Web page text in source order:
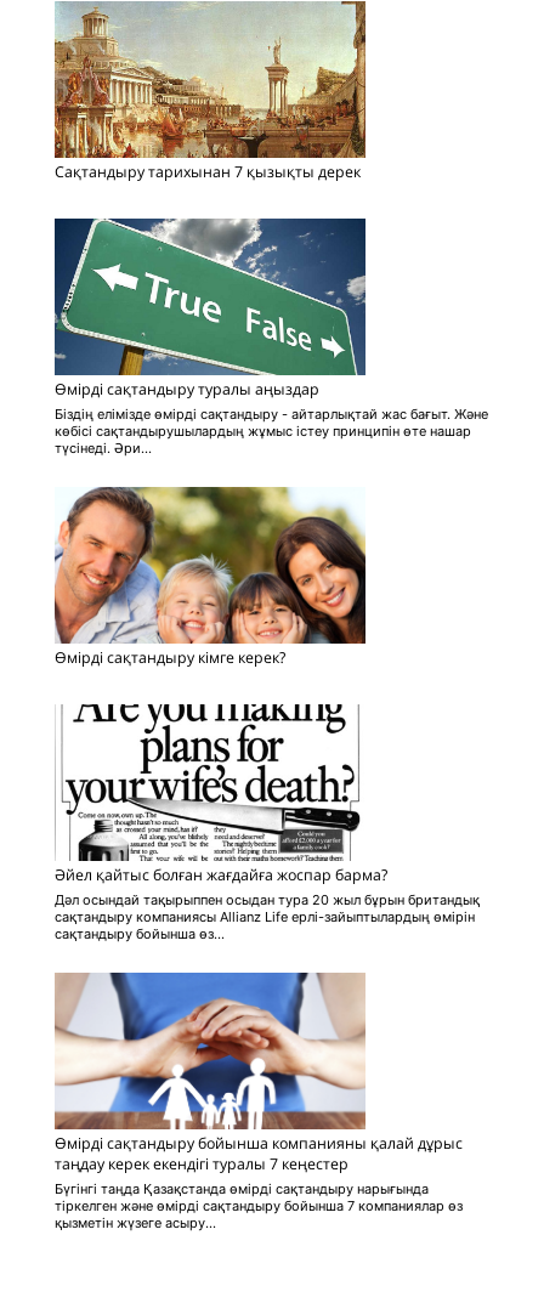
Сақтандыру тарихынан 7 қызықты дерек
Өмірді сақтандыру туралы аңыздар
Біздің елімізде өмірді сақтандыру - айтарлықтай жас бағыт. Және
көбісі сақтандырушылардың жұмыс істеу принципін өте нашар
түсінеді. Әри...
Өмірді сақтандыру кімге керек?
Әйел қайтыс болған жағдайға жоспар барма?
Дәл осындай тақырыппен осыдан тура 20 жыл бұрын британдық
сақтандыру компаниясы Allianz Life ерлі-зайыптылардың өмірін
сақтандыру бойынша өз...
Өмірді сақтандыру бойынша компанияны қалай дұрыс
таңдау керек екендігі туралы 7 кеңестер
Бүгінгі таңда Қазақстанда өмірді сақтандыру нарығында
тіркелген және өмірді сақтандыру бойынша 7 компаниялар өз
қызметін жүзеге асыру...